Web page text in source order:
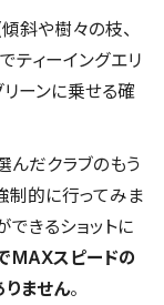
斜や樹々の枝、
ティーイングエリ
リーンに乗せる確
んだクラブのもう
制的に行ってみま
できるショットに
MAXスピードの
ません。